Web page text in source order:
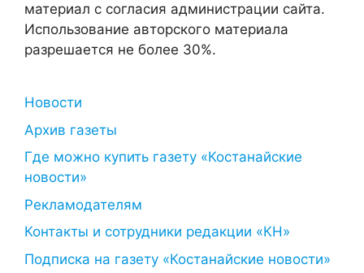
материал с согласия администрации сайта.
Использование авторского материала
разрешается не более 30%.
Новости
Архив газеты
Где можно купить газету «Костанайские
новости»
Рекламодателям
Контакты и сотрудники редакции «КН»
Подписка на газету «Костанайские новости»